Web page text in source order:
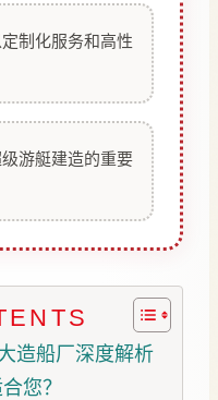
制化服务和高性
游艇建造的重要
造船厂深度解析
您？